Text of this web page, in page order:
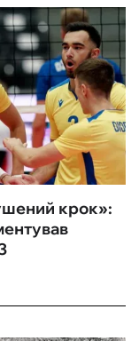
крок»: